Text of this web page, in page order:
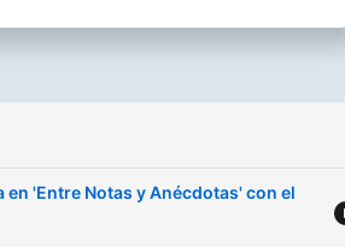
'Entre Notas y Anécdotas' con el